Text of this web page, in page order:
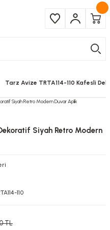
Tarz Avize TRTA114-110 Kafesli
Siyah Retro Modern
110
TL